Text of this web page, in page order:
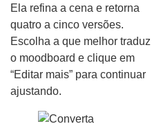
Ela refina a cena e retorna
quatro a cinco versões.
Escolha a que melhor traduz
o moodboard e clique em
“Editar mais” para continuar
ajustando.